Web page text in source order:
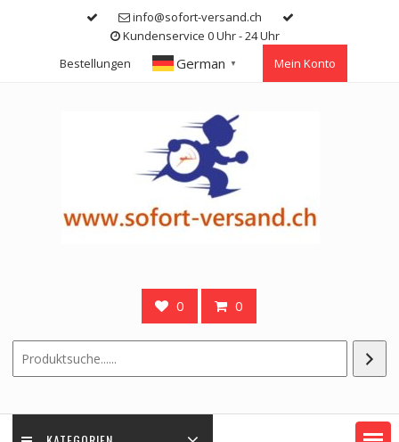
info@sofort-versand.ch
Kundenservice 0 Uhr - 24 Uhr
Bestellungen
German ▼ Mein Konto
0 0